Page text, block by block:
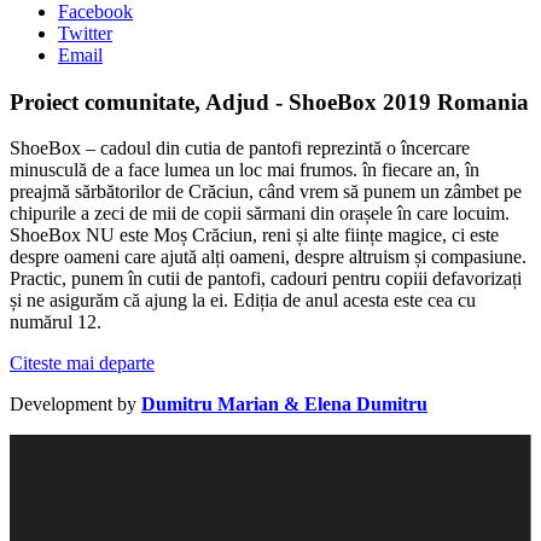
Facebook
Twitter
Email
Proiect comunitate, Adjud - ShoeBox 2019 Romania
ShoeBox – cadoul din cutia de pantofi reprezintă o încercare
minusculă de a face lumea un loc mai frumos. în fiecare an, în
preajmă sărbătorilor de Crăciun, când vrem să punem un zâmbet pe
chipurile a zeci de mii de copii sărmani din orașele în care locuim.
ShoeBox NU este Moș Crăciun, reni și alte ființe magice, ci este
despre oameni care ajută alți oameni, despre altruism și compasiune.
Practic, punem în cutii de pantofi, cadouri pentru copiii defavorizați
și ne asigurăm că ajung la ei. Ediția de anul acesta este cea cu
numărul 12.
Citeste mai departe
Development by Dumitru Marian & Elena Dumitru